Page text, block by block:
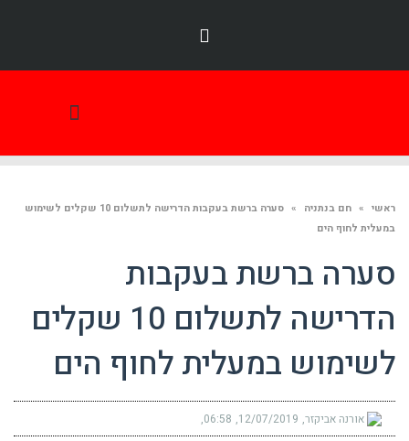
ראשי » חם בנתניה »
סערה ברשת בעקבות הדרישה לתשלום 10 שקלים לשימוש
במעלית לחוף הים
סערה ברשת בעקבות
הדרישה לתשלום 10 שקלים
לשימוש במעלית לחוף הים
אורנה אביקזר 12/07/2019
06:58